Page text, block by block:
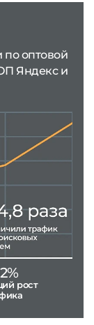
по оптовой
Яндекс и
рост